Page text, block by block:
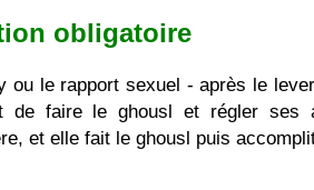
obligatoire
ou le rapport sexuel - après le
faire le ghousl et régler ses
et elle fait le ghousl puis